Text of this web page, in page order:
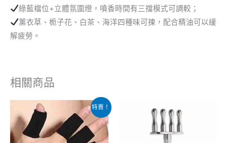
綠藍檔位+立體氛圍燈，噴香時間有三擋模式可調較；
薰衣草、栀子花、白茶、海洋四種味可揀，配合精油可以緩
解疲勞。
相關商品
特賣！
原
始
價
格：
$79.00。
前
價
格：
$20.00。